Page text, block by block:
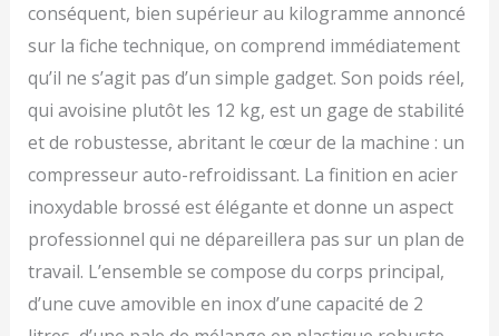
au frais même après la
préparation. PUISSANTE
- La sorbetière Elisa ne
nécessite aucun pré-
refroidissement grâce au
compresseur intégré et à
sa capacité de
refroidissement de 220
watts et prépare la glace
au congélateur jusqu'à
-35 degrés ÉQUIPEMENT
- Elisa impressionne par
son compresseur
entièrement
conséquent, bien supérieur au kilogramme annoncé
sur la fiche technique, on comprend immédiatement
qu’il ne s’agit pas d’un simple gadget. Son poids réel,
qui avoisine plutôt les 12 kg, est un gage de stabilité
et de robustesse, abritant le cœur de la machine : un
compresseur auto-refroidissant. La finition en acier
inoxydable brossé est élégante et donne un aspect
professionnel qui ne dépareillera pas sur un plan de
travail. L’ensemble se compose du corps principal,
d’une cuve amovible en inox d’une capacité de 2